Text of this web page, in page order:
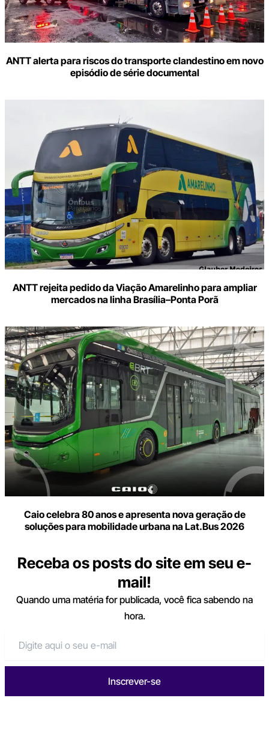
ANTT alerta para riscos do transporte clandestino em novo
episódio de série documental
ANTT rejeita pedido da Viação Amarelinho para ampliar
mercados na linha Brasília–Ponta Porã
Caio celebra 80 anos e apresenta nova geração de
soluções para mobilidade urbana na Lat.Bus 2026
Receba os posts do site em seu e-
mail!
Quando uma matéria for publicada, você fica sabendo na
hora.
Inscrever-se